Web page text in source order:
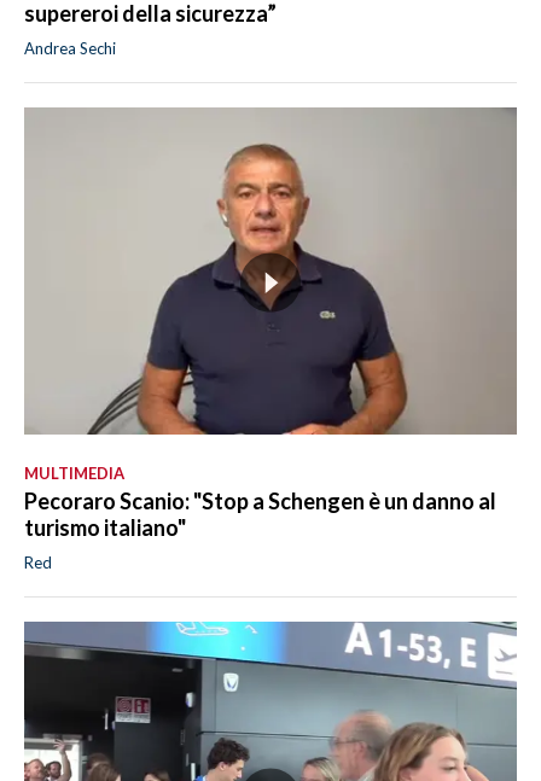
supereroi della sicurezza”
Andrea Sechi
MULTIMEDIA
Pecoraro Scanio: "Stop a Schengen è un danno al
turismo italiano"
Red